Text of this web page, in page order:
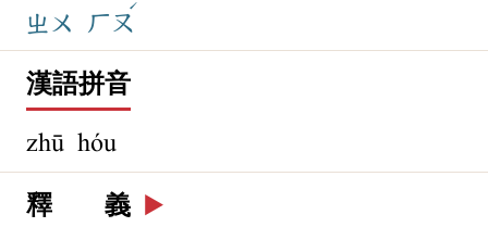
ㄓㄨ ㄏㄡ
ˊ
漢語拼音
zhū hóu
釋 義 ▶️